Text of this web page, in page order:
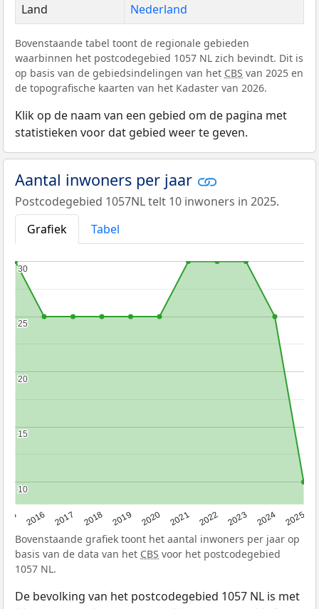
Land
Nederland
Bovenstaande tabel toont de regionale gebieden
waarbinnen het postcodegebied 1057 NL zich bevindt. Dit is
op basis van de gebiedsindelingen van het CBS van 2025 en
de topografische kaarten van het Kadaster van 2026.
Klik op de naam van een gebied om de pagina met
statistieken voor dat gebied weer te geven.
Aantal inwoners per jaar
Postcodegebied 1057NL telt 10 inwoners in 2025.
Grafiek
Tabel
2016 2017 2018 2019 2020 2021 2022 2023 2024 2025
10
10
15
15
20
20
25
25
30
30
Bovenstaande grafiek toont het aantal inwoners per jaar op
basis van de data van het CBS voor het postcodegebied
1057 NL.
De bevolking van het postcodegebied 1057 NL is met